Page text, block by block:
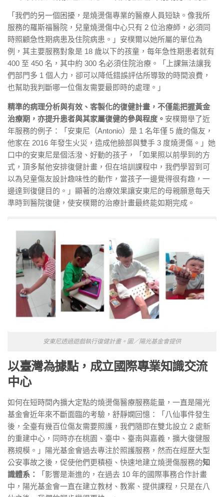
「我們的另一個困擾，是燒燙傷專業的醫療人員短缺。像我所
服務的羅斯福醫院，兒童燒燙傷中心只有 2 位治療師，必須同
時照顧急性期病患及住院病患。」安樸爾以她所屬的單位為
例，其主要服務對象是 18 歲以下的孩童，每年急性期患者就有
400 至 450 名，其中約 300 名必須住院治療。「上課無法讓我
們部門多 1 個人力，卻可以降低錯誤評估所導致的時間浪費，
也幫助我判斷哪一位傷友需要最即時的處理。」
精準的病理分析與有效、客製化的復健計畫，不僅能把握黃金
治療期，亦提升患者與其家屬復健的參與程度。 安樸爾舉了近
年服務的例子：「安東尼（Antonio）是 1 名年僅 5 歲的傷友，
他家在 2016 年發生火災，造成他臉部與雙手 3 度燒燙傷。」她
口中的安東尼是個活潑、好動的孩子，「如果照以前學到的方
式，頂多幫他安排復健計畫，但在培訓課程中，我們學習到可
以為兒童傷友設計趣味性的動作，當孩子一邊覺得很有趣，一
邊達到復健目的。」顯著的治療效果讓安東尼的母親願意每天
準時到醫院復健，使安樸爾的治療計畫最終能如期完成。
安東尼透過遊戲執行復健計畫。圖／陽光基金會提供
以臺灣為據點，成立國際專業知識交流
中心
如何在短時間內擴大定點的燒燙傷醫療服務能量，一直是陽光
基金會近年來不斷面臨的考驗，舒靜嫻回憶：「八仙事件發生
後，全臺有幾百位傷友需要照護，我們隨即在雙北設立 2 處新
的重建中心，同時亦在桃園、臺中、臺南與嘉義，擴大復健服
務規模。」陽光基金會過去專注於照護服務，然而在經歷大型
公安事故之後，促使他們更積極、快速地建立燒燙傷服務的知
識體系：
「影響是漸進的，在過去 10 年的國際事務合作計畫
中，陽光基金會一直在建立教材、教案、提供課程，只是在八